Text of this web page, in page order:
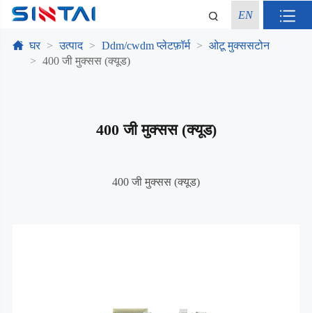
EN
घर उत्पाद Ddm/cwdm प्लेटफ़ॉर्म
ओटू मुक्ससटोन
400 जी मुक्सस (क्यूड)
400 जी मुक्सस (क्यूड)
400 जी मुक्सस (क्यूड)